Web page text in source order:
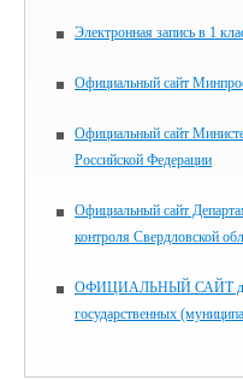
Электронная запись в 1
Официальный сайт
Официальный сайт
Российской Федерации
Официальный сайт
контроля Свердловской
ОФИЦИАЛЬНЫЙ САЙТ для
государственных